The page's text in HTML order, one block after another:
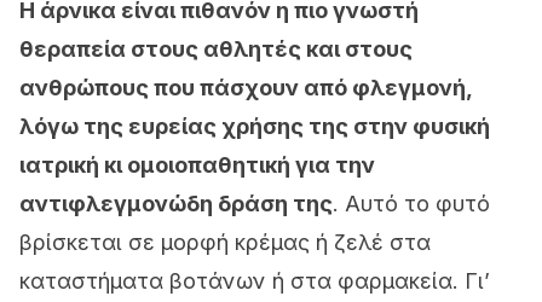
Η άρνικα είναι πιθανόν η πιο γνωστή
θεραπεία στους αθλητές και στους
ανθρώπους που πάσχουν από φλεγμονή,
λόγω της ευρείας χρήσης της στην φυσική
ιατρική κι ομοιοπαθητική για την
αντιφλεγμονώδη δράση της. Αυτό το φυτό
βρίσκεται σε μορφή κρέμας ή ζελέ στα
καταστήματα βοτάνων ή στα φαρμακεία. Γι’